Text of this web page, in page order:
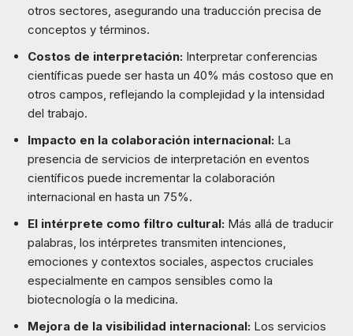
otros sectores, asegurando una traducción precisa de
conceptos y términos.
Costos de interpretación: Interpretar conferencias
científicas puede ser hasta un 40% más costoso que en
otros campos, reflejando la complejidad y la intensidad
del trabajo.
Impacto en la colaboración internacional: La
presencia de servicios de interpretación en eventos
científicos puede incrementar la colaboración
internacional en hasta un 75%.
El intérprete como filtro cultural: Más allá de traducir
palabras, los intérpretes transmiten intenciones,
emociones y contextos sociales, aspectos cruciales
especialmente en campos sensibles como la
biotecnología o la medicina.
Mejora de la visibilidad internacional: Los servicios